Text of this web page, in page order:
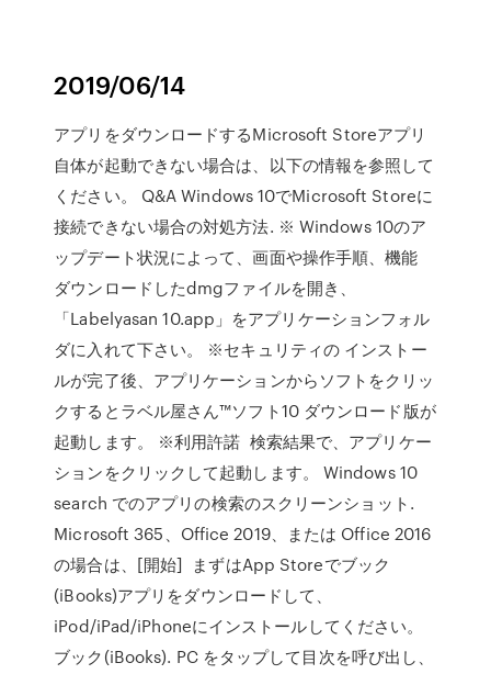
2019/06/14
アプリをダウンロードするMicrosoft Storeアプリ
自体が起動できない場合は、以下の情報を参照して
ください。 Q&A Windows 10でMicrosoft Storeに
接続できない場合の対処方法. ※ Windows 10のア
ップデート状況によって、画面や操作手順、機能
ダウンロードしたdmgファイルを開き、
「Labelyasan 10.app」をアプリケーションフォル
ダに入れて下さい。 ※セキュリティの インストー
ルが完了後、アプリケーションからソフトをクリッ
クするとラベル屋さん™ソフト10 ダウンロード版が
起動します。 ※利用許諾 検索結果で、アプリケー
ションをクリックして起動します。 Windows 10
search でのアプリの検索のスクリーンショット.
Microsoft 365、Office 2019、または Office 2016
の場合は、[開始] まずはApp Storeでブック
(iBooks)アプリをダウンロードして、
iPod/iPad/iPhoneにインストールしてください。
ブック(iBooks). PC をタップして目次を呼び出し、